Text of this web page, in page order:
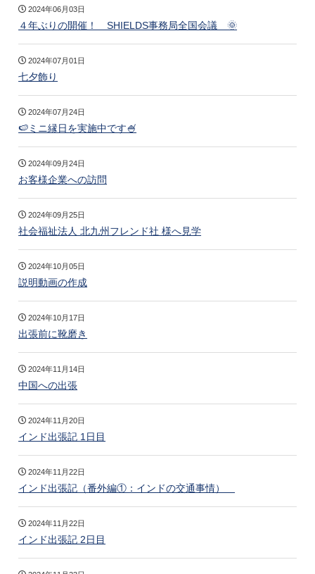
2024年06月03日
４年ぶりの開催！ SHIELDS事務局全国会議 🌞
2024年07月01日
七夕飾り
2024年07月24日
🍉ミニ縁日を実施中です🍧
2024年09月24日
お客様企業への訪問
2024年09月25日
社会福祉法人 北九州フレンド社 様へ見学
2024年10月05日
説明動画の作成
2024年10月17日
出張前に靴磨き
2024年11月14日
中国への出張
2024年11月20日
インド出張記 1日目
2024年11月22日
インド出張記（番外編①：インドの交通事情）
2024年11月22日
インド出張記 2日目